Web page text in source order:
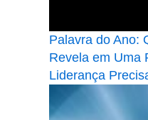
Palavra do Ano:
Revela em Uma
Liderança